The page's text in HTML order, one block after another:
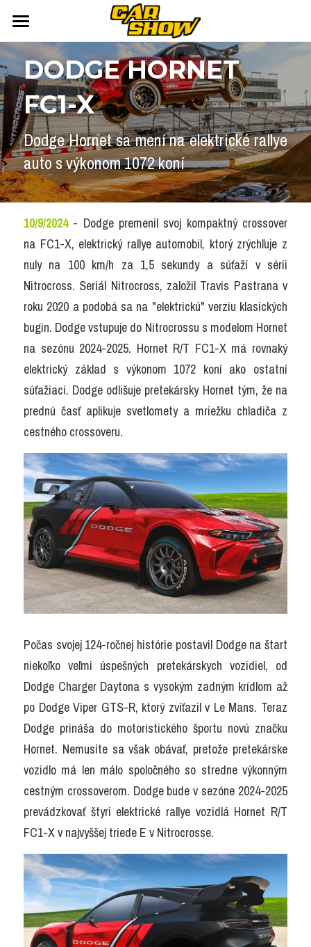
DOMOV
AUTONEWS
AUKCIE
ARCHÍV
NEWSLETTER
ŠPORT
ČLÁNKY
KALENDÁR
Vyhledávání
DODGE HORNET
FC1-X
Dodge Hornet sa mení na elektrické rallye
auto s výkonom 1072 koní
10/9/2024 - Dodge premenil svoj kompaktný crossover
na FC1-X, elektrický rallye automobil, ktorý zrýchľuje z
nuly na 100 km/h za 1,5 sekundy a súťaží v sérii
Nitrocross. Seriál Nitrocross, založil Travis Pastrana v
roku 2020 a podobá sa na "elektrickú" verziu klasických
bugin. Dodge vstupuje do Nitrocrossu s modelom Hornet
na sezónu 2024-2025. Hornet R/T FC1-X má rovnaký
elektrický základ s výkonom 1072 koní ako ostatní
súťažiaci. Dodge odlišuje pretekársky Hornet tým, že na
prednú časť aplikuje svetlomety a mriežku chladiča z
cestného crossoveru.
Počas svojej 124-ročnej histórie postavil Dodge na štart
niekoľko veľmi úspešných pretekárskych vozidiel, od
Dodge Charger Daytona s vysokým zadným krídlom až
po Dodge Viper GTS-R, ktorý zvíťazil v Le Mans. Teraz
Dodge prináša do motoristického športu novú značku
Hornet. Nemusíte sa však obávať, pretože pretekárske
vozidlo má len málo spoločného so stredne výkonným
cestným crossoverom. Dodge bude v sezóne 2024-2025
prevádzkovať štyri elektrické rallye vozidlá Hornet R/T
FC1-X v najvyššej triede E v Nitrocrosse.